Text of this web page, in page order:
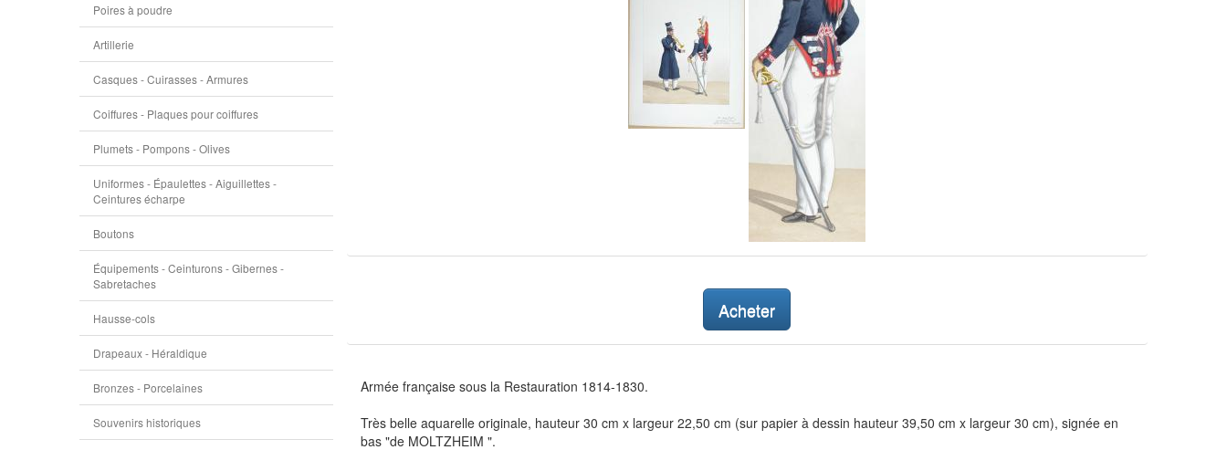
Poires à poudre
Artillerie
Casques - Cuirasses - Armures
Coiffures - Plaques pour coiffures
Plumets - Pompons - Olives
Uniformes - Épaulettes - Aiguillettes -
Ceintures écharpe
Boutons
Équipements - Ceinturons - Gibernes -
Sabretaches
Hausse-cols
Drapeaux - Héraldique
Bronzes - Porcelaines
Souvenirs historiques
Acheter
Armée française sous la Restauration 1814-1830.
Très belle aquarelle originale, hauteur 30 cm x largeur 22,50 cm (sur papier à dessin hauteur 39,50 cm x largeur 30 cm), signée en
bas "de MOLTZHEIM ".